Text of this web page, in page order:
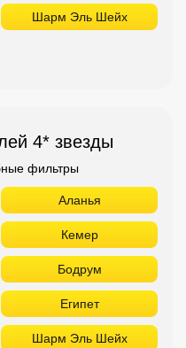
Шарм Эль Шейх
4* звезды
фильтры
Аланья
Кемер
Бодрум
Египет
Шарм Эль Шейх